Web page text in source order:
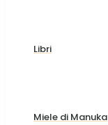
Libri
Miele di Manuka